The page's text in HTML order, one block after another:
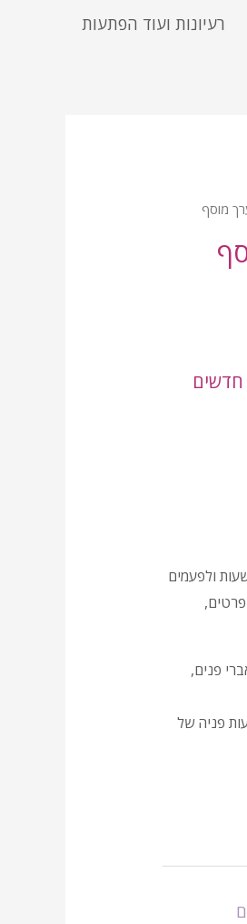
רעיונות ועוד הפתעות
מוסף
חדשים
ולפעמים
פנים,
פניה של